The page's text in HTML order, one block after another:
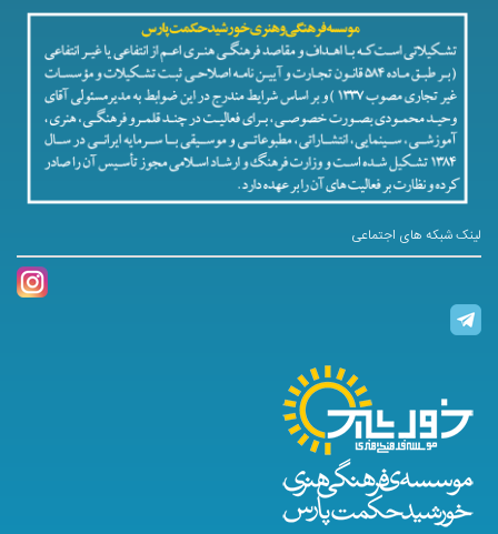
لینک شبکه های اجتماعی